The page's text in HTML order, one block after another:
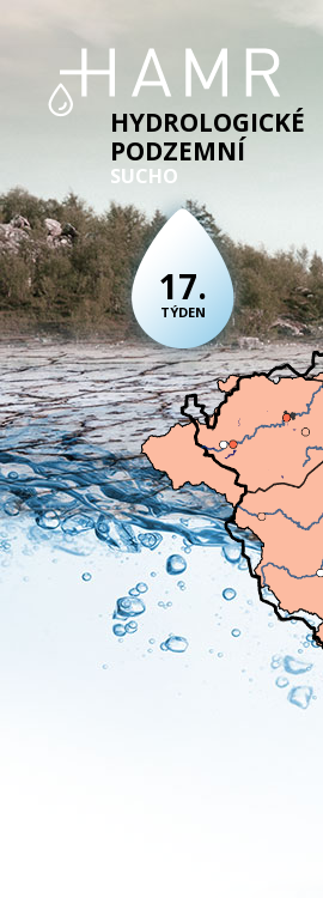
HYDROLOGICKÉ
PODZEMNÍ
SUCHO
17.
TÝDEN